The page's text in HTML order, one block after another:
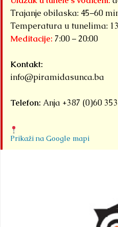
Trajanje obilaska: 45–60
Temperatura u tunelima:
Meditacije: 7:00 – 20:00
Kontakt:
info@piramidasunca.ba
Telefon: Anja +387 (0)60
Prikaži na Google mapi